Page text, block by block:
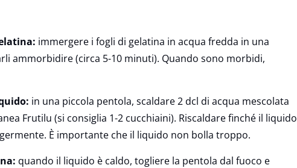
immergere i fogli di gelatina in acqua fredda in una
ammorbidire (circa 5-10 minuti). Quando sono morbidi,
in una piccola pentola, scaldare 2 dcl di acqua mescolata
Frutilu (si consiglia 1-2 cucchiaini). Riscaldare finché il liquido
È importante che il liquido non bolla troppo.
quando il liquido è caldo, togliere la pentola dal fuoco e